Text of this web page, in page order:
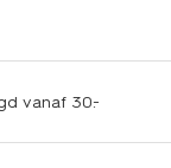
vanaf 30.-